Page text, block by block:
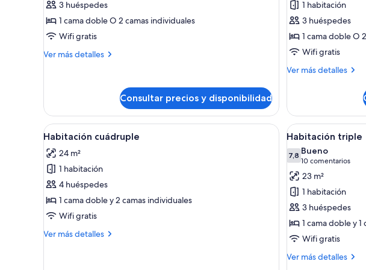
Habitación
estándar
doble
3 huéspedes
1 cama doble O 2 camas individuales
Wifi gratis
Ver más detalles
Más
doble
Consultar precios y disponibilidad
Habitación
doble
superior
1 habitación
3 huéspedes
1 cama doble O
Wifi gratis
Ver más detalles
Más
doble
superior
Abrir
todas
las
fotos
de
Habitación
cuádruple
Habitación de hotel con piso de madera, una cama con
5
Habitación cuádruple
24 m²
1 habitación
4 huéspedes
1 cama doble y 2 camas individuales
Wifi gratis
Ver más detalles
Más
Abrir
todas
las
fotos
de
Habitación
triple
5
Habitación triple
7,87,8 de 10
Bueno
10 comentarios
(10
23 m²
1 habitación
3 huéspedes
1 cama doble y
Wifi gratis
Ver más detalles
Más